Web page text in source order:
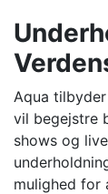
Aqua
vil begejstre
shows og
mulighed for